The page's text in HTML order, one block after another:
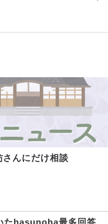
んにだけ相談